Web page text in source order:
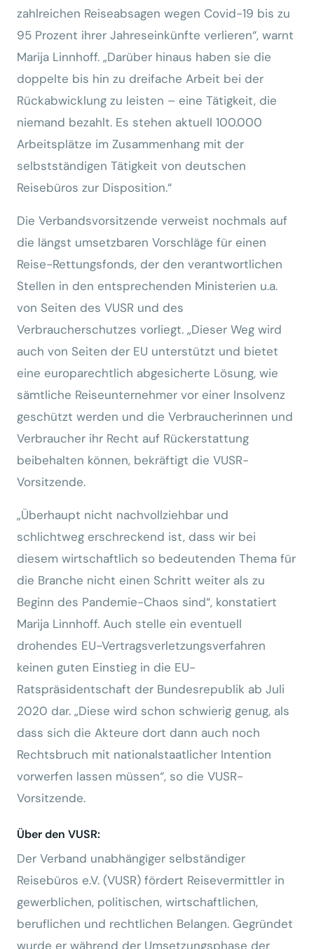
zahlreichen Reiseabsagen wegen Covid-19 bis zu
95 Prozent ihrer Jahreseinkünfte verlieren“, warnt
Marija Linnhoff. „Darüber hinaus haben sie die
doppelte bis hin zu dreifache Arbeit bei der
Rückabwicklung zu leisten – eine Tätigkeit, die
niemand bezahlt. Es stehen aktuell 100.000
Arbeitsplätze im Zusammenhang mit der
selbstständigen Tätigkeit von deutschen
Reisebüros zur Disposition.“
Die Verbandsvorsitzende verweist nochmals auf
die längst umsetzbaren Vorschläge für einen
Reise-Rettungsfonds, der den verantwortlichen
Stellen in den entsprechenden Ministerien u.a.
von Seiten des VUSR und des
Verbraucherschutzes vorliegt. „Dieser Weg wird
auch von Seiten der EU unterstützt und bietet
eine europarechtlich abgesicherte Lösung, wie
sämtliche Reiseunternehmer vor einer Insolvenz
geschützt werden und die Verbraucherinnen und
Verbraucher ihr Recht auf Rückerstattung
beibehalten können, bekräftigt die VUSR-
Vorsitzende.
„Überhaupt nicht nachvollziehbar und
schlichtweg erschreckend ist, dass wir bei
diesem wirtschaftlich so bedeutenden Thema für
die Branche nicht einen Schritt weiter als zu
Beginn des Pandemie-Chaos sind“, konstatiert
Marija Linnhoff. Auch stelle ein eventuell
drohendes EU-Vertragsverletzungsverfahren
keinen guten Einstieg in die EU-
Ratspräsidentschaft der Bundesrepublik ab Juli
2020 dar. „Diese wird schon schwierig genug, als
dass sich die Akteure dort dann auch noch
Rechtsbruch mit nationalstaatlicher Intention
vorwerfen lassen müssen“, so die VUSR-
Vorsitzende.
Über den VUSR:
Der Verband unabhängiger selbständiger
Reisebüros e.V. (VUSR) fördert Reisevermittler in
gewerblichen, politischen, wirtschaftlichen,
beruflichen und rechtlichen Belangen. Gegründet
wurde er während der Umsetzungsphase der